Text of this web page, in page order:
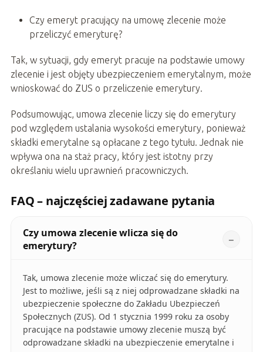
Czy emeryt pracujący na umowę zlecenie może
przeliczyć emeryturę?
Tak, w sytuacji, gdy emeryt pracuje na podstawie umowy
zlecenie i jest objęty ubezpieczeniem emerytalnym, może
wnioskować do ZUS o przeliczenie emerytury.
Podsumowując, umowa zlecenie liczy się do emerytury
pod względem ustalania wysokości emerytury, ponieważ
składki emerytalne są opłacane z tego tytułu. Jednak nie
wpływa ona na staż pracy, który jest istotny przy
określaniu wielu uprawnień pracowniczych.
FAQ – najczęściej zadawane pytania
Czy umowa zlecenie wlicza się do
emerytury?
Tak, umowa zlecenie może wliczać się do emerytury.
Jest to możliwe, jeśli są z niej odprowadzane składki na
ubezpieczenie społeczne do Zakładu Ubezpieczeń
Społecznych (ZUS). Od 1 stycznia 1999 roku za osoby
pracujące na podstawie umowy zlecenie muszą być
odprowadzane składki na ubezpieczenie emerytalne i